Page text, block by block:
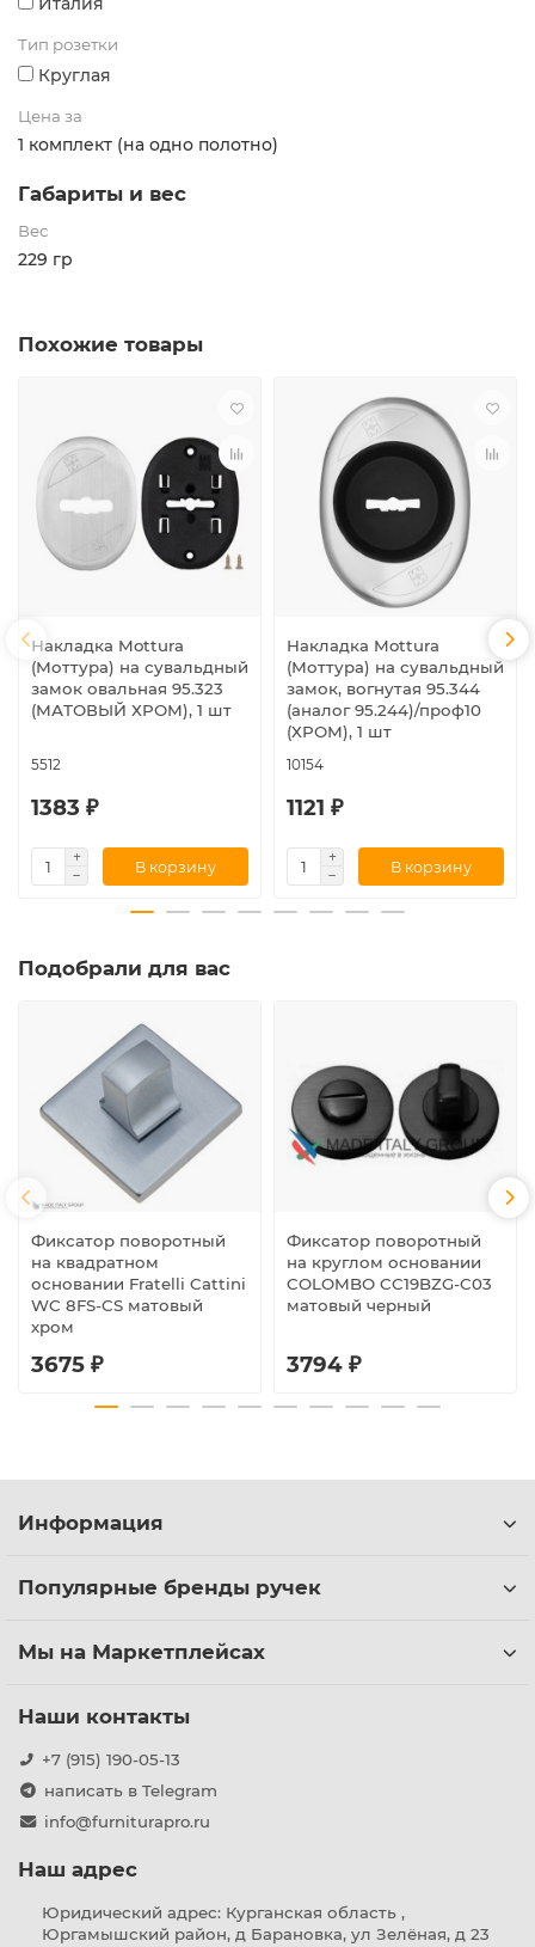
Тип розетки
Круглая
Цена за
1 комплект (на одно полотно)
Габариты и вес
Вес
229 гр
Похожие товары
Накладка Mottura
(Моттура) на сувальдный
замок овальная 95.323
(МАТОВЫЙ ХРОМ), 1 шт
5512
1383 ₽
В корзину
Накладка Mottura
(Моттура) на сувальдный
замок, вогнутая 95.344
(аналог 95.244)/проф10
(ХРОМ), 1 шт
10154
1121 ₽
В корзину
Подобрали для вас
Фиксатор поворотный
на квадратном
основании Fratelli Cattini
WC 8FS-CS матовый
хром
3675 ₽
Фиксатор поворотный
на круглом основании
COLOMBO CC19BZG-C03
матовый черный
3794 ₽
Информация
Популярные бренды ручек
Мы на Маркетплейсах
Наши контакты
+7 (915) 190-05-13
написать в Telegram
info@furniturapro.ru
Наш адрес
Юридический адрес: Курганская область ,
Юргамышский район, д Барановка, ул Зелёная, д 23